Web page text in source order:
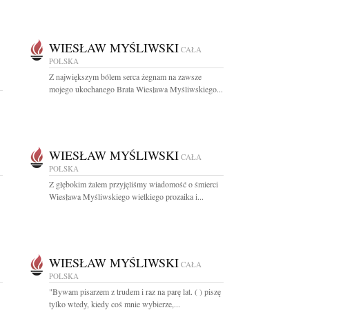
WIESŁAW MYŚLIWSKI CAŁA
POLSKA
Z największym bólem serca żegnam na zawsze
mojego ukochanego Brata Wiesława Myśliwskiego...
WIESŁAW MYŚLIWSKI CAŁA
POLSKA
Z głębokim żalem przyjęliśmy wiadomość o śmierci
Wiesława Myśliwskiego wielkiego prozaika i...
WIESŁAW MYŚLIWSKI CAŁA
POLSKA
"Bywam pisarzem z trudem i raz na parę lat. ( ) piszę
tylko wtedy, kiedy coś mnie wybierze,...